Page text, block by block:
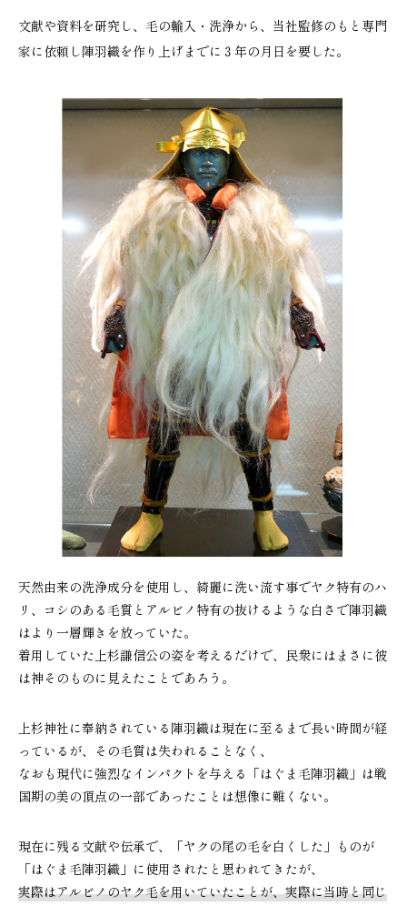
文献や資料を研究し、毛の輸入・洗浄から、当社監修のもと専門
家に依頼し陣羽織を作り上げまでに３年の月日を要した。
天然由来の洗浄成分を使用し、綺麗に洗い流す事でヤク特有のハ
リ、コシのある毛質とアルビノ特有の抜けるような白さで陣羽織
はより一層輝きを放っていた。
着用していた上杉謙信公の姿を考えるだけで、民衆にはまさに彼
は神そのものに見えたことであろう。
上杉神社に奉納されている陣羽織は現在に至るまで長い時間が経
っているが、その毛質は失われることなく、
なおも現代に強烈なインパクトを与える「はぐま毛陣羽織」は戦
国期の美の頂点の一部であったことは想像に難くない。
現在に残る文献や伝承で、「ヤクの尾の毛を白くした」ものが
「はぐま毛陣羽織」に使用されたと思われてきたが、
実際はアルビノのヤク毛を用いていたことが、実際に当時と同じ